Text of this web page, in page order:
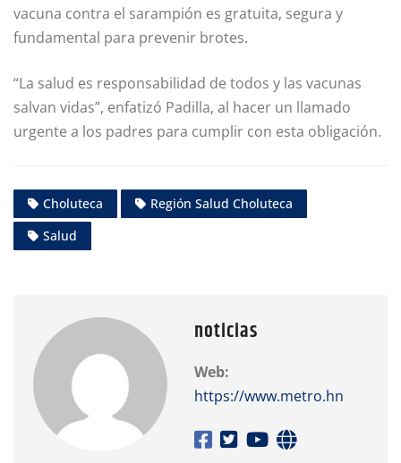
vacuna contra el sarampión es gratuita, segura y
fundamental para prevenir brotes.
“La salud es responsabilidad de todos y las vacunas
salvan vidas”, enfatizó Padilla, al hacer un llamado
urgente a los padres para cumplir con esta obligación.
Choluteca
Región Salud Choluteca
Salud
noticias
Web:
https://www.metro.hn